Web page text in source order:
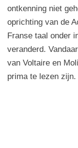
ontkenning niet
oprichting van de
Franse taal onder
veranderd.
van Voltaire en
prima te lezen zijn.